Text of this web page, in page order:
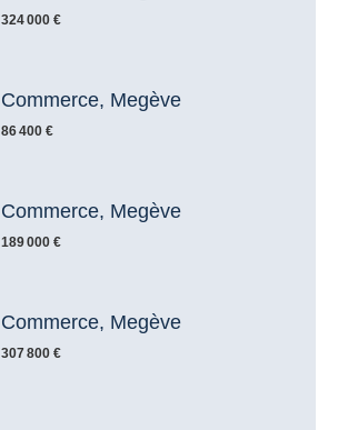
324 000 €
Commerce, Megève
86 400 €
Commerce, Megève
189 000 €
Commerce, Megève
307 800 €